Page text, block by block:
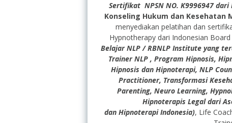
Sertifikat NPSN NO. K9996947 dari
Konseling Hukum dan Kesehatan
menyediakan pelatihan dan
Hypnotherapy dari Indonesian
Belajar NLP / RBNLP Institute yang
Trainer NLP , Program Hipnosis,
Hipnosis dan Hipnoterapi, NLP
Practitioner, Transformasi
Parenting, Neuro Learning,
Hipnoterapis Legal dari
dan Hipnoterapi Indonesia), Life